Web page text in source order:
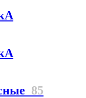
85